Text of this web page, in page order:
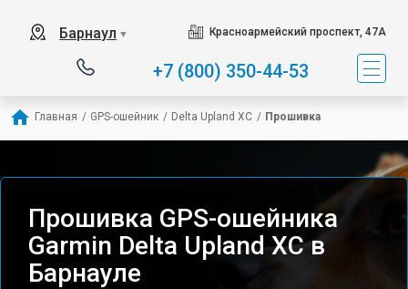
Барнаул ▼ Красноармейский проспект, 47А
+7 (800) 350-44-53
Главная / GPS-ошейник / Delta Upland XC / Прошивка
Прошивка GPS-ошейника
Garmin Delta Upland XC в
Барнауле